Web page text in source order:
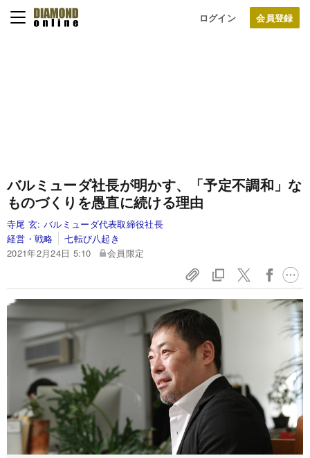
ログイン
バルミューダ社長が明かす、「予定不調和」な
ものづくりを愚直に続ける理由
寺尾 玄: バルミューダ代表取締役社長
経営・戦略
七転び八起き
2021年2月24日 5:10
会員限定